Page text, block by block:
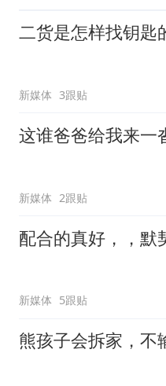
二货是怎样找钥匙
新媒体 3跟贴
这谁爸爸给我来一
新媒体 2跟贴
配合的真好，，默
新媒体 5跟贴
熊孩子会拆家，不